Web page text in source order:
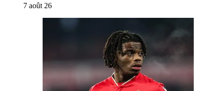
7 août 26